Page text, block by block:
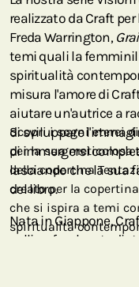
realizzato da Craft
Freda Warrington,
temi quali la
spiritualità
misura l'amore di
aiutare un'autrice a
di sviluppare
di immergersi
lasciando che la sua
del libro.
Nata in Giappone,
calligrafo e ha
Scopri i sogni eterei
per la sua meticolosa
della copertina
creato per la
che si ispira a temi
spiritualità